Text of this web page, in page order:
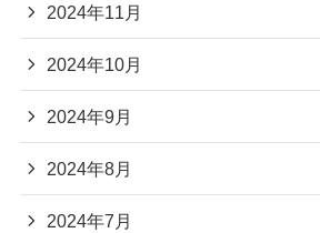
2024年11月
2024年10月
2024年9月
2024年8月
2024年7月